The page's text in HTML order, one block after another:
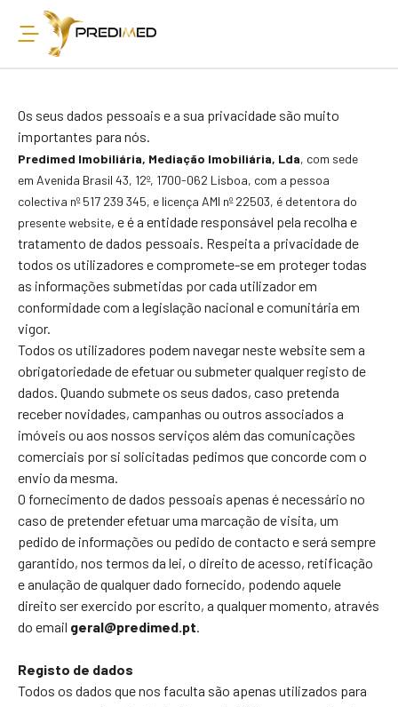
Os seus dados pessoais e a sua privacidade são muito
importantes para nós.
Predimed Imobiliária, Mediação Imobiliária, Lda, com sede
em Avenida Brasil 43, 12º, 1700-062 Lisboa, com a pessoa
colectiva nº 517 239 345, e licença AMI nº 22503, é detentora do
presente website, e é a entidade responsável pela recolha e
tratamento de dados pessoais. Respeita a privacidade de
todos os utilizadores e compromete-se em proteger todas
as informações submetidas por cada utilizador em
conformidade com a legislação nacional e comunitária em
vigor.
Todos os utilizadores podem navegar neste website sem a
obrigatoriedade de efetuar ou submeter qualquer registo de
dados. Quando submete os seus dados, caso pretenda
receber novidades, campanhas ou outros associados a
imóveis ou aos nossos serviços além das comunicações
comerciais por si solicitadas pedimos que concorde com o
envio da mesma.
O fornecimento de dados pessoais apenas é necessário no
caso de pretender efetuar uma marcação de visita, um
pedido de informações ou pedido de contacto e será sempre
garantido, nos termos da lei, o direito de acesso, retificação
e anulação de qualquer dado fornecido, podendo aquele
direito ser exercido por escrito, a qualquer momento, através
do email geral@predimed.pt.
Registo de dados
Todos os dados que nos faculta são apenas utilizados para